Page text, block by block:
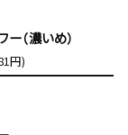
（濃いめ）
円)